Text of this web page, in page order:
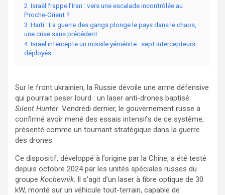
2 Israël frappe l’Iran : vers une escalade incontrôlée au
Proche-Orient ?
3 Haïti : La guerre des gangs plonge le pays dans le chaos,
une crise sans précédent
4 Israël intercepte un missile yéménite : sept intercepteurs
déployés
Sur le front ukrainien, la Russie dévoile une arme défensive
qui pourrait peser lourd : un laser anti-drones baptisé
Silent Hunter. Vendredi dernier, le gouvernement russe a
confirmé avoir mené des essais intensifs de ce système,
présenté comme un tournant stratégique dans la guerre
des drones.
Ce dispositif, développé à l’origine par la Chine, a été testé
depuis octobre 2024 par les unités spéciales russes du
groupe Kochevnik. Il s’agit d’un laser à fibre optique de 30
kW, monté sur un véhicule tout-terrain, capable de